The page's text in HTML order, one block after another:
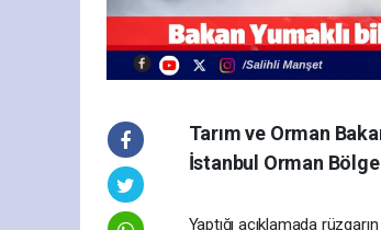
Tarım ve Orman
İstanbul Orman
Yaptığı açıklamada